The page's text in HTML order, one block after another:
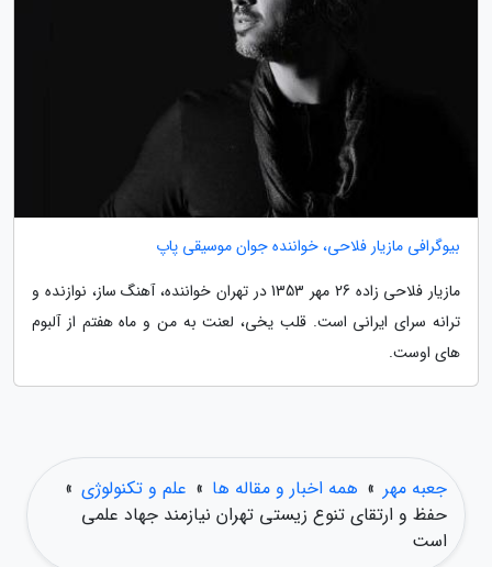
بیوگرافی مازیار فلاحی، خواننده جوان موسیقی پاپ
مازیار فلاحی زاده 26 مهر 1353 در تهران خواننده، آهنگ ساز، نوازنده و
ترانه سرای ایرانی است. قلب یخی، لعنت به من و ماه هفتم از آلبوم
های اوست.
جعبه مهر » همه اخبار و مقاله ها » علم و تکنولوژی »
حفظ و ارتقای تنوع زیستی تهران نیازمند جهاد علمی
است